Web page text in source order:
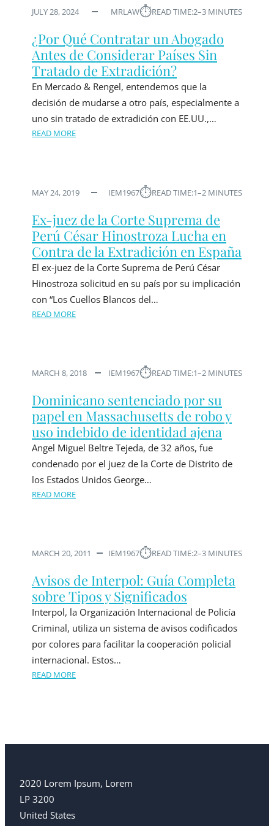
JULY 28, 2024 MRLAW⏱︎READ TIME:2–3 MINUTES
¿Por Qué Contratar un Abogado
Antes de Considerar Países Sin
Tratado de Extradición?
En Mercado & Rengel, entendemos que la
decisión de mudarse a otro país, especialmente a
uno sin tratado de extradición con EE.UU.,…
READ MORE
MAY 24, 2019 IEM1967⏱︎READ TIME:1–2 MINUTES
Ex-juez de la Corte Suprema de
Perú César Hinostroza Lucha en
Contra de la Extradición en España
El ex-juez de la Corte Suprema de Perú César
Hinostroza solicitud en su país por su implicación
con “Los Cuellos Blancos del…
READ MORE
MARCH 8, 2018 IEM1967⏱︎READ TIME:1–2 MINUTES
Dominicano sentenciado por su
papel en Massachusetts de robo y
uso indebido de identidad ajena
Angel Miguel Beltre Tejeda, de 32 años, fue
condenado por el juez de la Corte de Distrito de
los Estados Unidos George…
READ MORE
MARCH 20, 2011 IEM1967⏱︎READ TIME:2–3 MINUTES
Avisos de Interpol: Guía Completa
sobre Tipos y Significados
Interpol, la Organización Internacional de Policía
Criminal, utiliza un sistema de avisos codificados
por colores para facilitar la cooperación policial
internacional. Estos…
READ MORE
2020 Lorem Ipsum, Lorem
LP 3200
United States